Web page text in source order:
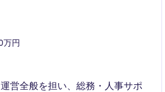
万円
営全般を担い、総務・人事サポ